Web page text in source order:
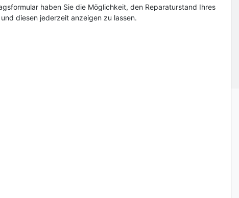
haben Sie die Möglichkeit, den Reparaturstand Ihres
diesen jederzeit anzeigen zu lassen.